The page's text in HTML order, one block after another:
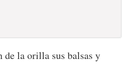
de la orilla sus balsas y